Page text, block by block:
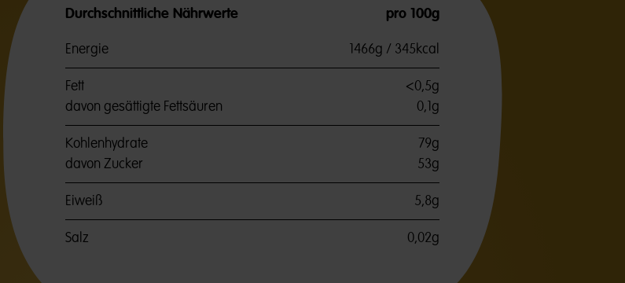
Durchschnittliche Nährwerte pro 100g
Energie 1466g / 345kcal
Fett
<0,5g
davon gesättigte Fettsäuren
0,1g
Kohlenhydrate
79g
davon Zucker
53g
Eiweiß 5,8g
Salz 0,02g